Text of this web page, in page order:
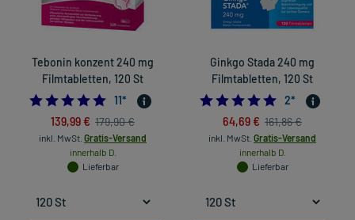
Tebonin konzent 240 mg
Filmtabletten, 120 St
4.818181818181818
11*
139,99 € 179,90 €
inkl. MwSt. Gratis-Versand
innerhalb D.
Lieferbar
Ginkgo Stada 240 mg
Filmtabletten, 120 St
5.0
2*
64,69 € 161,86 €
inkl. MwSt. Gratis-Versand
innerhalb D.
Lieferbar